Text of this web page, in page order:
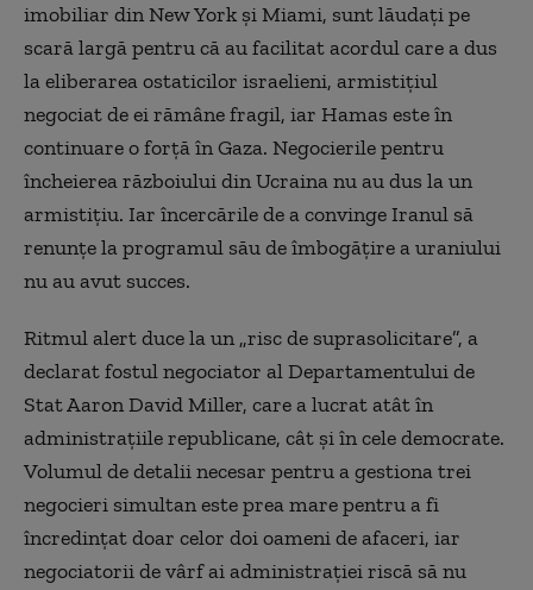
imobiliar din New York și Miami, sunt lăudați pe
scară largă pentru că au facilitat acordul care a dus
la eliberarea ostaticilor israelieni, armistițiul
negociat de ei rămâne fragil, iar Hamas este în
continuare o forță în Gaza. Negocierile pentru
încheierea războiului din Ucraina nu au dus la un
armistițiu. Iar încercările de a convinge Iranul să
renunțe la programul său de îmbogățire a uraniului
nu au avut succes.
Ritmul alert duce la un „risc de suprasolicitare”, a
declarat fostul negociator al Departamentului de
Stat Aaron David Miller, care a lucrat atât în
administrațiile republicane, cât și în cele democrate.
Volumul de detalii necesar pentru a gestiona trei
negocieri simultan este prea mare pentru a fi
încredințat doar celor doi oameni de afaceri, iar
negociatorii de vârf ai administrației riscă să nu